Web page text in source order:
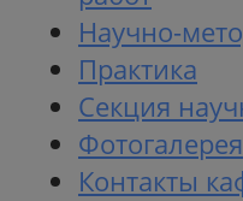
Научно-
Практика
Секция
Фотогалерея
Контакты